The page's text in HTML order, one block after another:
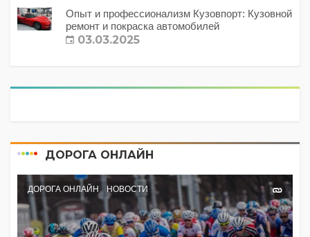
Опыт и профессионализм Кузовпорт: Кузовной
ремонт и покраска автомобилей
03.03.2025
ДОРОГА ОНЛАЙН
ДОРОГА ОНЛАЙН НОВОСТИ